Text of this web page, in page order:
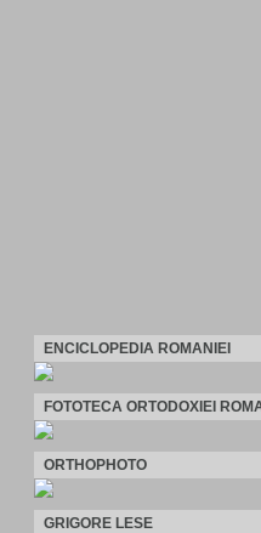
ENCICLOPEDIA ROMANIEI
FOTOTECA ORTODOXIEI
ORTHOPHOTO
GRIGORE LESE